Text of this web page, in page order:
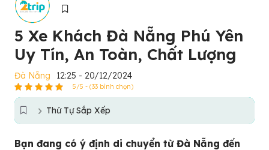
5 Xe Khách Đà Nẵng Phú Yên
Uy Tín, An Toàn, Chất Lượng
Đà Nẵng 12:25 - 20/12/2024
5/5 - (33 bình chọn)
Thứ Tự Sắp Xếp
Bạn đang có ý định di chuyển từ Đà Nẵng đến